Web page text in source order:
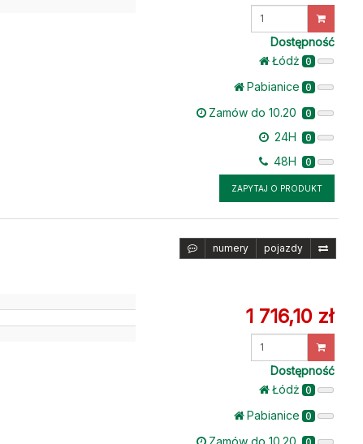
Wprowadź
Dostępność
Łódż 0
Pabianice 0
Zamów do 10.20 0
24H 0
48H 0
ZAPYTAJ O PRODUKT
numery pojazdy
1 716,10 zł
Wprowadź
Dostępność
Łódż 0
Pabianice 0
Zamów do 10.20